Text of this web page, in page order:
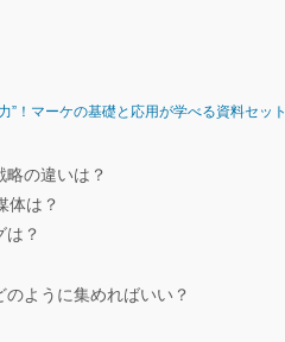
”！マーケの基礎と応用が学べる資料セット
の違いは？
体は？
は？
ように集めればいい？